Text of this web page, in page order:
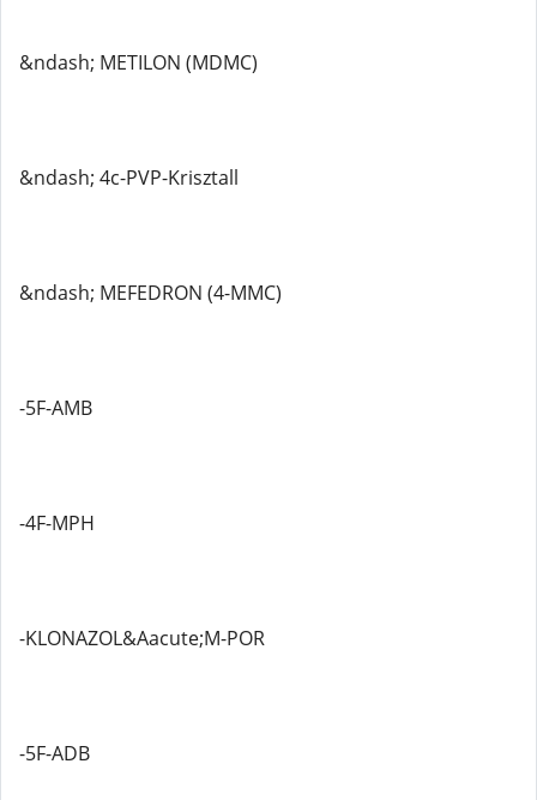
&ndash; METILON (MDMC)
&ndash; 4c-PVP-Krisztall
&ndash; MEFEDRON (4-MMC)
-5F-AMB
-4F-MPH
-KLONAZOL&Aacute;M-POR
-5F-ADB